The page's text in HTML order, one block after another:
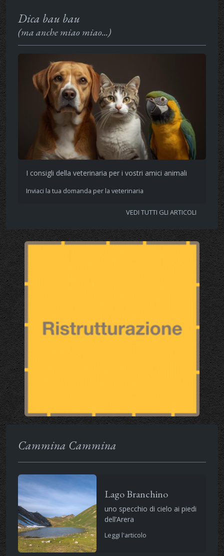
Dica bau bau
(ma anche miao miao...)
I consigli della veterinaria per i vostri amici animali
Inviaci la tua domanda per la veterinaria
VEDI TUTTI GLI ARTICOLI
Cammina Cammina
Lago Branchino
uno specchio di cielo ai piedi
dell’Arera
Leggi l'articolo